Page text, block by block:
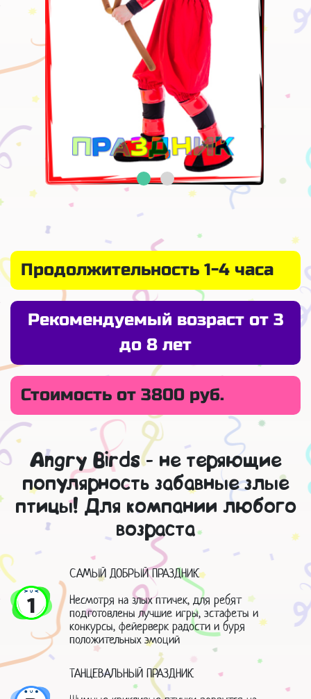
Продолжительность 1-4 часа
Рекомендуемый возраст от 3
до 8 лет
Стоимость от 3800 руб.
Angry Birds - не теряющие
популярность забавные злые
птицы! Для компании любого
возраста
1
САМЫЙ ДОБРЫЙ ПРАЗДНИК
Несмотря на злых птичек, для ребят
подготовлены лучшие игры, эстафеты и
конкурсы, фейерверк радости и буря
положительных эмоций
ТАНЦЕВАЛЬНЫЙ ПРАЗДНИК